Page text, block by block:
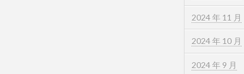
2024 年 11 月
2024 年 10 月
2024 年 9 月